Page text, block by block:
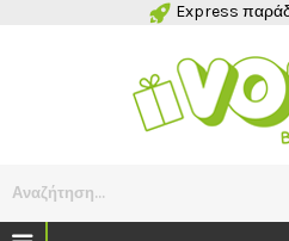
Express
Αναζήτηση...